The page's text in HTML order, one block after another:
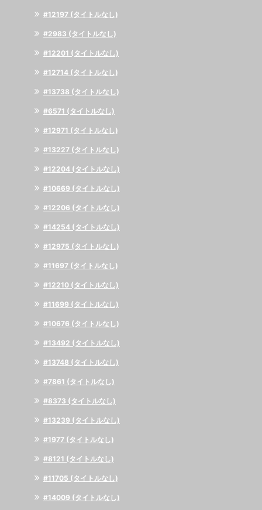
#12197 (タイトルなし)
#2983 (タイトルなし)
#12201 (タイトルなし)
#12714 (タイトルなし)
#13738 (タイトルなし)
#6571 (タイトルなし)
#12971 (タイトルなし)
#13227 (タイトルなし)
#12204 (タイトルなし)
#10669 (タイトルなし)
#12206 (タイトルなし)
#14254 (タイトルなし)
#12975 (タイトルなし)
#11697 (タイトルなし)
#12210 (タイトルなし)
#11699 (タイトルなし)
#10676 (タイトルなし)
#13492 (タイトルなし)
#13748 (タイトルなし)
#7861 (タイトルなし)
#8373 (タイトルなし)
#13239 (タイトルなし)
#1977 (タイトルなし)
#8121 (タイトルなし)
#11705 (タイトルなし)
#14009 (タイトルなし)